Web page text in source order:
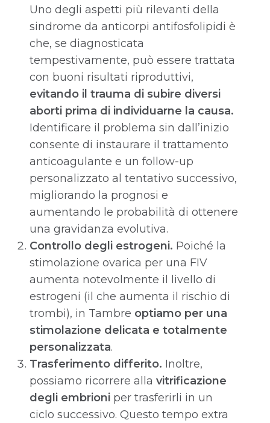
Uno degli aspetti più rilevanti della
sindrome da anticorpi antifosfolipidi è
che, se diagnosticata
tempestivamente, può essere trattata
con buoni risultati riproduttivi,
evitando il trauma di subire diversi
aborti prima di individuarne la causa.
Identificare il problema sin dall’inizio
consente di instaurare il trattamento
anticoagulante e un follow-up
personalizzato al tentativo successivo,
migliorando la prognosi e
aumentando le probabilità di ottenere
una gravidanza evolutiva.
Controllo degli estrogeni. Poiché la
stimolazione ovarica per una FIV
aumenta notevolmente il livello di
estrogeni (il che aumenta il rischio di
trombi), in Tambre optiamo per una
stimolazione delicata e totalmente
personalizzata.
Trasferimento differito. Inoltre,
possiamo ricorrere alla vitrificazione
degli embrioni per trasferirli in un
ciclo successivo. Questo tempo extra